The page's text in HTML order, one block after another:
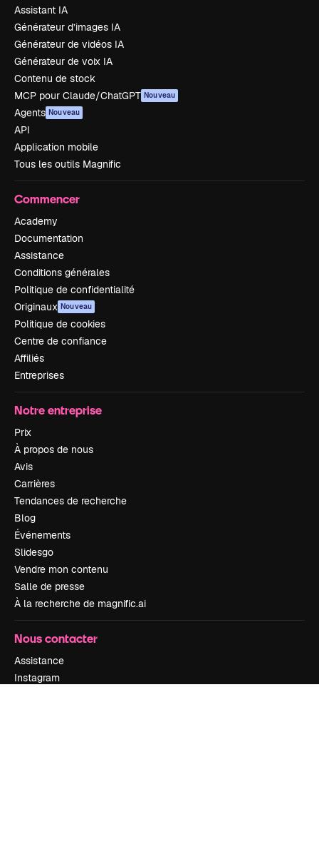
Assistant IA
Générateur d’images IA
Générateur de vidéos IA
Générateur de voix IA
Contenu de stock
MCP pour Claude/ChatGPT Nouveau
Agents Nouveau
API
Application mobile
Tous les outils Magnific
Commencer
Academy
Documentation
Assistance
Conditions générales
Politique de confidentialité
Originaux Nouveau
Politique de cookies
Centre de confiance
Affiliés
Entreprises
Notre entreprise
Prix
À propos de nous
Avis
Carrières
Tendances de recherche
Blog
Événements
Slidesgo
Vendre mon contenu
Salle de presse
À la recherche de magnific.ai
Nous contacter
Assistance
Instagram